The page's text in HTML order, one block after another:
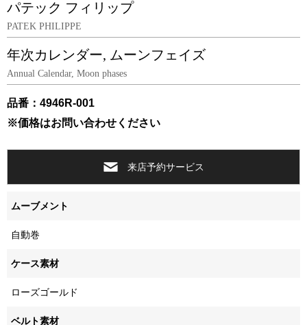
パテック フィリップ
PATEK PHILIPPE
年次カレンダー, ムーンフェイズ
Annual Calendar, Moon phases
品番：4946R-001
※価格はお問い合わせください
来店予約サービス
ムーブメント
自動巻
ケース素材
ローズゴールド
ベルト素材